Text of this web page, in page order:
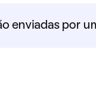
enviadas por